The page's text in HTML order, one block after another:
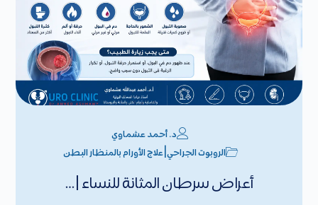
د. أحمد عشماوي
الروبوت الجراحي |علاج الأورام بالمنظار البطن
أعراض سرطان المثانة للنساء |…